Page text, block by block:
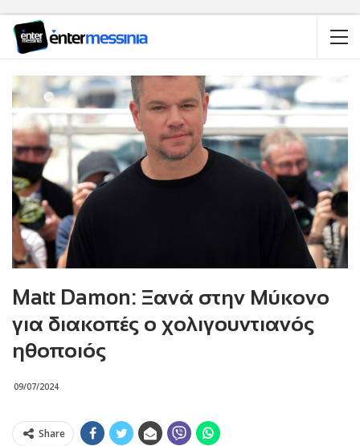
Matt Damon: Ξανά στην Μύκονο
για διακοπές ο χολιγουντιανός
ηθοποιός
09/07/2024
Share